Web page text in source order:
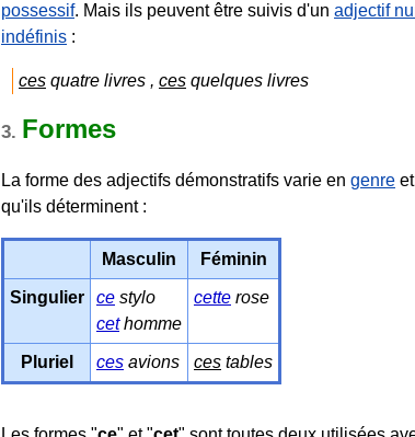
possessif. Mais ils peuvent être suivis d'un adjectif
indéfinis :
ces quatre livres , ces quelques livres
3. Formes
La forme des adjectifs démonstratifs varie en genre
qu'ils déterminent :
Masculin Féminin
Singulier ce stylo
cethomme
cette rose
Pluriel ces avions ces tables